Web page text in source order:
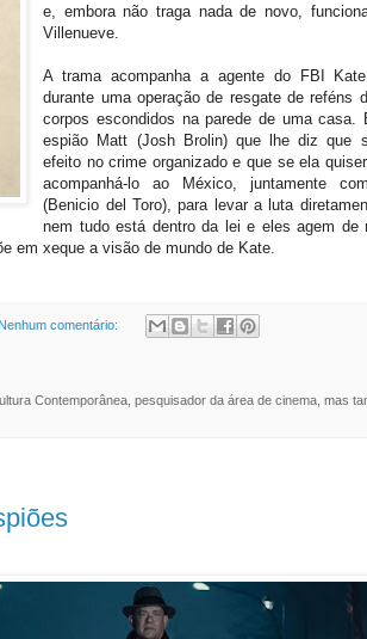
e, embora não traga nada de novo,
Villenueve.
A trama acompanha a agente do FBI
durante uma operação de resgate de reféns
corpos escondidos na parede de uma casa.
espião Matt (Josh Brolin) que lhe diz que
efeito no crime organizado e que se ela
acompanhá-lo ao México, juntamente
(Benicio del Toro), para levar a luta
nem tudo está dentro da lei e eles agem de
em xeque a visão de mundo de Kate.
Nenhum comentário:
Contemporânea, pesquisador da área de cinema, mas